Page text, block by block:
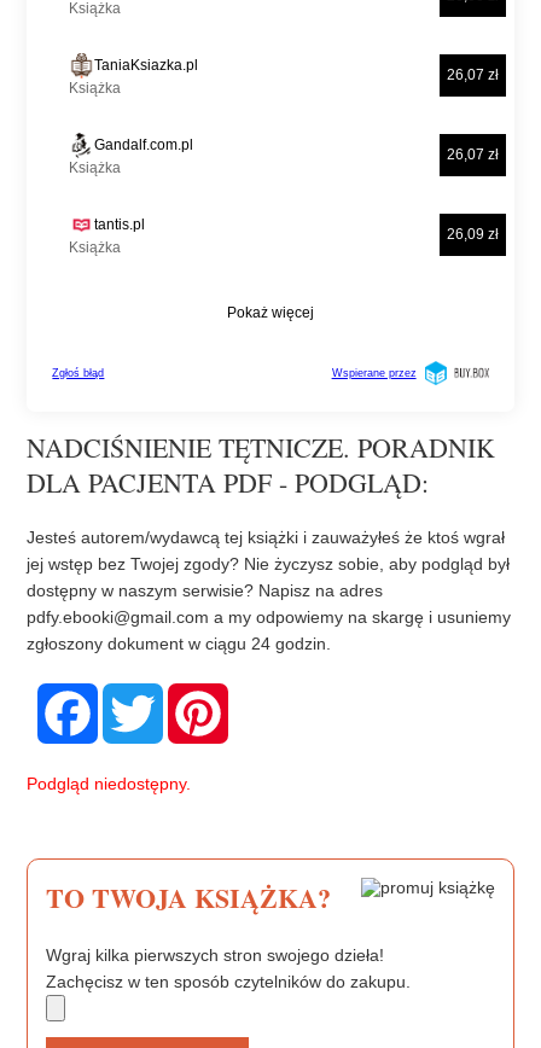
NADCIŚNIENIE TĘTNICZE. PORADNIK
DLA PACJENTA PDF - PODGLĄD:
Jesteś autorem/wydawcą tej książki i zauważyłeś że ktoś wgrał
jej wstęp bez Twojej zgody? Nie życzysz sobie, aby podgląd był
dostępny w naszym serwisie? Napisz na adres
pdfy.ebooki@gmail.com a my odpowiemy na skargę i usuniemy
zgłoszony dokument w ciągu 24 godzin.
F
o
T
w
e
Podgląd niedostępny.
TO TWOJA KSIĄŻKA?
Wgraj kilka pierwszych stron swojego dzieła!
Zachęcisz w ten sposób czytelników do zakupu.